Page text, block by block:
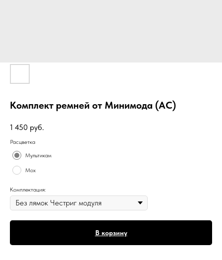
Комплект ремней от Минимода (АС)
1 450 руб.
Расцветка
Мультикам
Мох
Комплектация:
В корзину